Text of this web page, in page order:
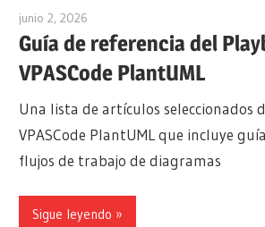
junio 2, 2026
Guía de referencia del
VPASCode PlantUML
Una lista de artículos seleccionados
VPASCode PlantUML que incluye
flujos de trabajo de diagramas
Sigue leyendo